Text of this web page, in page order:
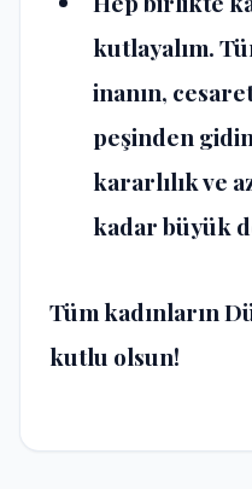
kutlayalım.
inanın,
peşinden
kararlılık ve
kadar büyük
Tüm kadınların
kutlu olsun!